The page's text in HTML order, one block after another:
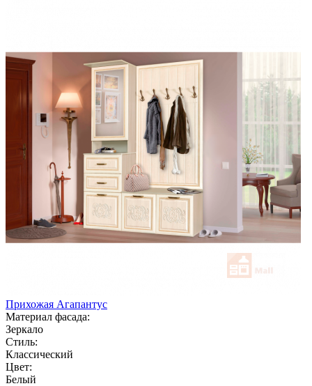
Прихожая Агапантус
Материал фасада:
Зеркало
Стиль:
Классический
Цвет:
Белый